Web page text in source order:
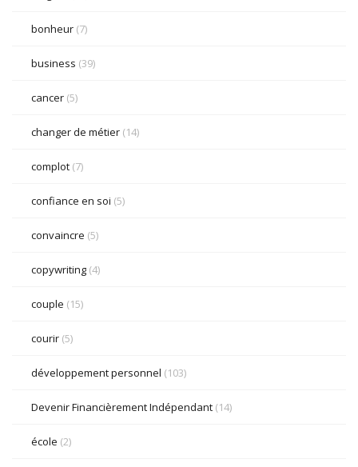
bonheur (7)
business (39)
cancer (5)
changer de métier (14)
complot (7)
confiance en soi (5)
convaincre (5)
copywriting (4)
couple (15)
courir (5)
développement personnel (103)
Devenir Financièrement Indépendant (14)
école (2)